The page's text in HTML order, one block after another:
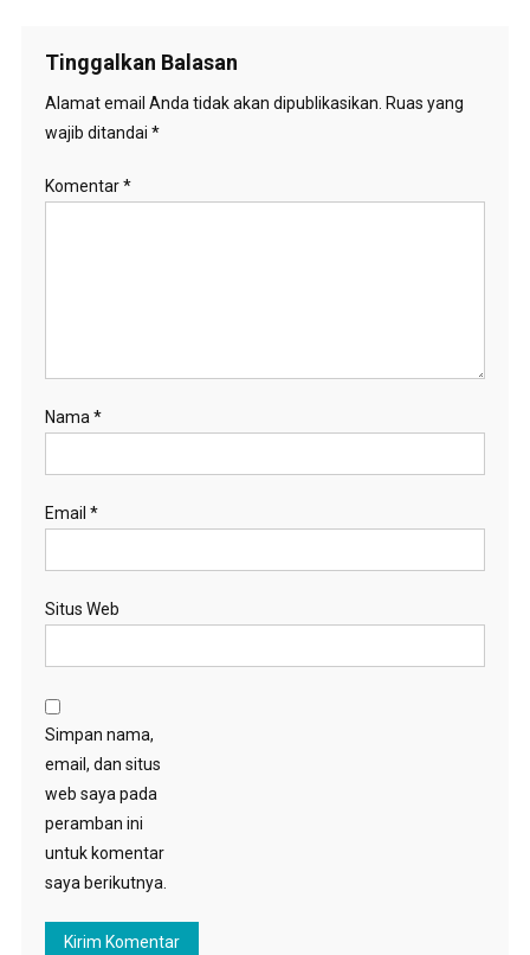
Tinggalkan Balasan
Alamat email Anda tidak akan dipublikasikan. Ruas yang
wajib ditandai *
Komentar*
Nama *
Email *
Situs Web
Simpan nama,
email, dan situs
web saya pada
peramban ini
untuk komentar
saya berikutnya.